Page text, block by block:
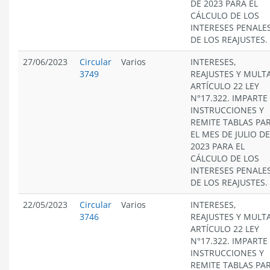
DE 2023 PARA EL
CÁLCULO DE LOS
INTERESES
DE LOS REAJUSTES.
27/06/2023
Circular
3749
Varios
INTERESES,
REAJUSTES Y
ARTÍCULO 22 LEY
N°17.322. IMPARTE
INSTRUCCIONES Y
REMITE TABLAS
EL MES DE JULIO DE
2023 PARA EL
CÁLCULO DE LOS
INTERESES
DE LOS REAJUSTES.
22/05/2023
Circular
3746
Varios
INTERESES,
REAJUSTES Y
ARTÍCULO 22 LEY
N°17.322. IMPARTE
INSTRUCCIONES Y
REMITE TABLAS